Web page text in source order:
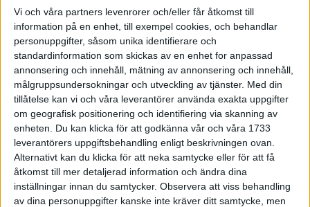
Vi och våra partners levenrorer och/eller får åtkomst till
information på en enhet, till exempel cookies, och behandlar
personuppgifter, såsom unika identifierare och
standardinformation som skickas av en enhet for anpassad
annonsering och innehåll, mätning av annonsering och innehåll,
målgruppsundersokningar och utveckling av tjänster. Med din
tillåtelse kan vi och våra leverantörer använda exakta uppgifter
om geografisk positionering och identifiering via skanning av
enheten. Du kan klicka för att godkänna vår och våra 1733
leverantörers uppgiftsbehandling enligt beskrivningen ovan.
Alternativt kan du klicka för att neka samtycke eller för att få
åtkomst till mer detaljerad information och ändra dina
inställningar innan du samtycker. Observera att viss behandling
av dina personuppgifter kanske inte kräver ditt samtycke, men